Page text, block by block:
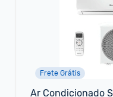
Frete Grátis
Ar Condicionado